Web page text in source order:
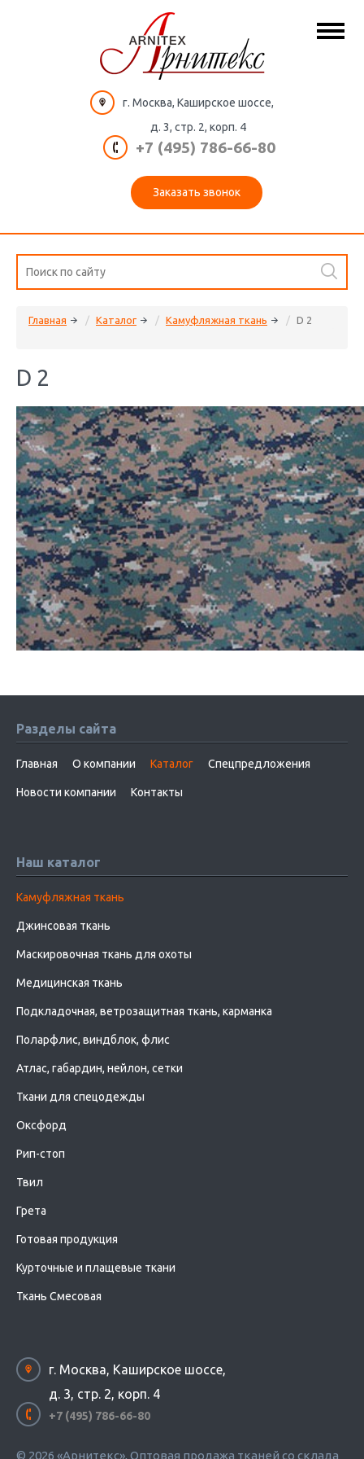
г. Москва, Каширское шоссе,
д. 3, стр. 2, корп. 4
+7 (495) 786-66-80
Заказать звонок
Главная Каталог Камуфляжная ткань D 2
D 2
Разделы сайта
Главная О компании Каталог Спецпредложения
Новости компании Контакты
Наш каталог
Камуфляжная ткань
Джинсовая ткань
Маскировочная ткань для охоты
Медицинская ткань
Подкладочная, ветрозащитная ткань, карманка
Поларфлис, виндблок, флис
Атлас, габардин, нейлон, сетки
Ткани для спецодежды
Оксфорд
Рип-стоп
Твил
Грета
Готовая продукция
Курточные и плащевые ткани
Ткань Смесовая
г. Москва, Каширское шоссе,
д. 3, стр. 2, корп. 4
+7 (495) 786-66-80
© 2026 «Арнитекс», Оптовая продажа тканей со склада